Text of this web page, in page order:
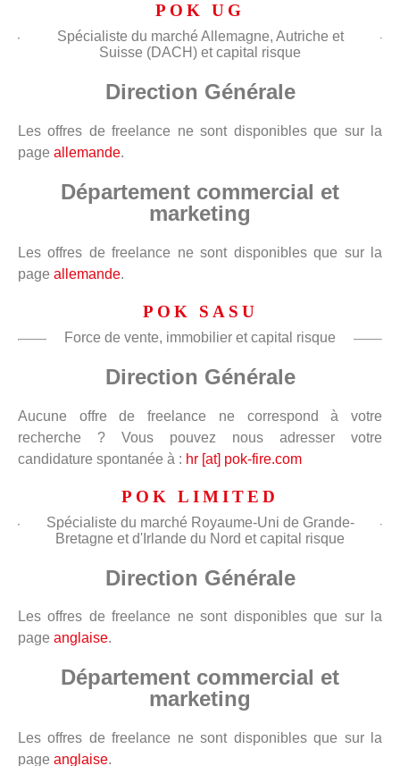
POK UG
Spécialiste du marché Allemagne, Autriche et
Suisse (DACH) et capital risque
Direction Générale
Les offres de freelance ne sont disponibles que sur la
page allemande.
Département commercial et
marketing
Les offres de freelance ne sont disponibles que sur la
page allemande.
POK SASU
Force de vente, immobilier et capital risque
Direction Générale
Aucune offre de freelance ne correspond à votre
recherche ? Vous pouvez nous adresser votre
candidature spontanée à : hr [at] pok-fire.com
POK LIMITED
Spécialiste du marché Royaume-Uni de Grande-
Bretagne et d'Irlande du Nord et capital risque
Direction Générale
Les offres de freelance ne sont disponibles que sur la
page anglaise.
Département commercial et
marketing
Les offres de freelance ne sont disponibles que sur la
page anglaise.